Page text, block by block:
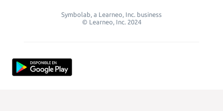
Symbolab, a Learneo, Inc. business
© Learneo, Inc. 2024